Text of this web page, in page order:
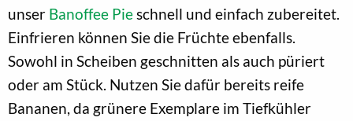
unser Banoffee Pieschnell und einfach zubereitet.
Einfrieren können Sie die Früchte ebenfalls.
Sowohl in Scheiben geschnitten als auch püriert
oder am Stück. Nutzen Sie dafür bereits reife
Bananen, da grünere Exemplare im Tiefkühler